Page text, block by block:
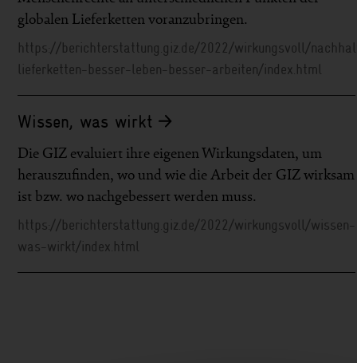
globalen Lieferketten voranzubringen.
https://berichterstattung.giz.de/2022/wirkungsvoll/
lieferketten-besser-leben-besser-arbeiten/index.html
Wissen, was wirkt
Die GIZ evaluiert ihre eigenen Wirkungsdaten, um
herauszufinden, wo und wie die Arbeit der GIZ wirksam
ist bzw. wo nachgebessert werden muss.
https://berichterstattung.giz.de/2022/wirkungsvoll/wissen-
was-wirkt/index.html